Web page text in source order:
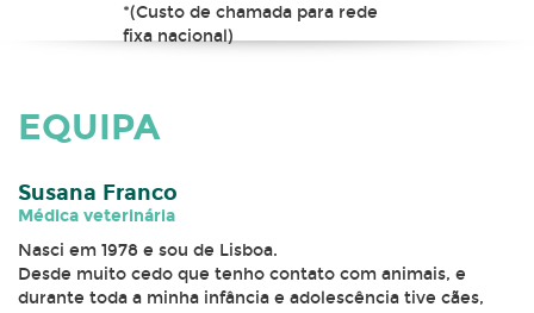
*(Custo de chamada para rede
fixa nacional)
EQUIPA
Susana Franco
Médica veterinária
Nasci em 1978 e sou de Lisboa.
Desde muito cedo que tenho contato com animais, e
durante toda a minha infância e adolescência tive cães,